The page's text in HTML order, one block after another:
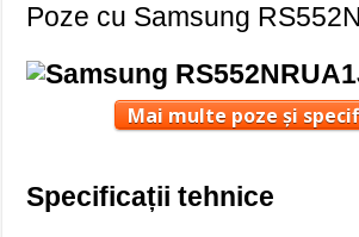
Poze cu Samsung
Mai multe poze și
Specificații tehnice